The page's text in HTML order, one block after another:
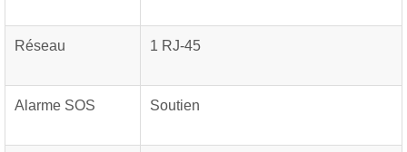
Réseau 1 RJ-45
Alarme SOS Soutien